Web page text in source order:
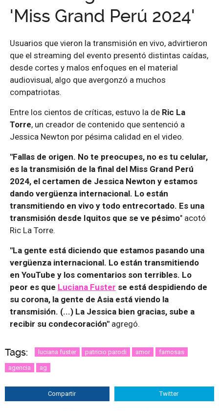
'Miss Grand Perú 2024'
Usuarios que vieron la transmisión en vivo, advirtieron
que el streaming del evento presentó distintas caídas,
desde cortes y malos enfoques en el material
audiovisual, algo que avergonzó a muchos
compatriotas.
Entre los cientos de críticas, estuvo la de Ric La
Torre, un creador de contenido que sentenció a
Jessica Newton por pésima calidad en el video.
"Fallas de origen. No te preocupes, no es tu celular,
es la transmisión de la final del Miss Grand Perú
2024, el certamen de Jessica Newton y estamos
dando vergüenza internacional. Lo están
transmitiendo en vivo y todo entrecortado. Es una
transmisión desde Iquitos que se ve pésimo" acotó
Ric La Torre.
"La gente está diciendo que estamos pasando una
vergüenza internacional. Lo están transmitiendo
en YouTube y los comentarios son terribles. Lo
peor es que Luciana Fuster se está despidiendo de
su corona, la gente de Asia está viendo la
transmisión. (...) La Jessica bien gracias, sube a
recibir su condecoración" agregó.
Tags: luciana fuster patricio parodi amor famosas
agencia ag
Compartir Twitter